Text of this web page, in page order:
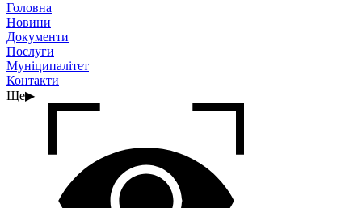
Головна
Новини
Документи
Послуги
Муніципалітет
Контакти
Ще▶